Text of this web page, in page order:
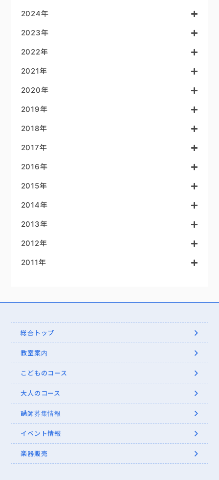
2024年
2023年
2022年
2021年
2020年
2019年
2018年
2017年
2016年
2015年
2014年
2013年
2012年
2011年
総合トップ
教室案内
こどものコース
大人のコース
講師募集情報
イベント情報
楽器販売